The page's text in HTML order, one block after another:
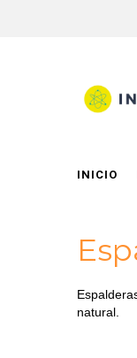
INICIO
natural.